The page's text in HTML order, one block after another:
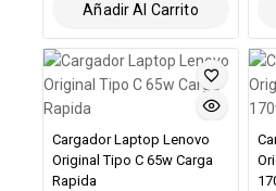
Añadir Al Carrito
Cargador Laptop Lenovo
Original Tipo C 65w Carga
Rapida